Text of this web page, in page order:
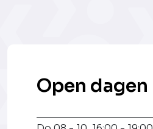
Open dagen